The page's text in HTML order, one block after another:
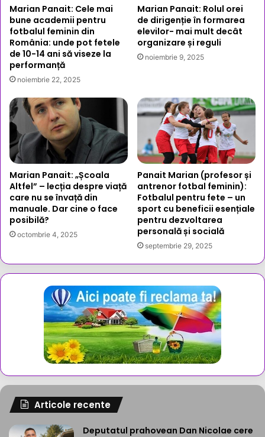
Marian Panait: Cele mai
bune academii pentru
fotbalul feminin din
România: unde pot fetele
de 10-14 ani să viseze la
performanță
noiembrie 22, 2025
Marian Panait: Rolul orei
de dirigenție în formarea
elevilor- mai mult decât
organizare și reguli
noiembrie 9, 2025
Marian Panait: „Școala
Altfel” – lecția despre viață
care nu se învață din
manuale. Dar cine o face
posibilă?
octombrie 4, 2025
Panait Marian (profesor și
antrenor fotbal feminin):
Fotbalul pentru fete – un
sport cu beneficii esențiale
pentru dezvoltarea
personală și socială
septembrie 29, 2025
Articole recente
Deputatul prahovean Dan Nicolae cere